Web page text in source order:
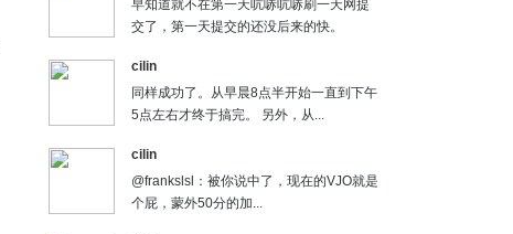
早知道就不在第一天吭哧吭哧刷一天网提
交了，第一天提交的还没后来的快。
cilin
同样成功了。从早晨8点半开始一直到下午
5点左右才终于搞完。 另外，从...
cilin
@frankslsl：被你说中了，现在的VJO就是
个屁，蒙外50分的加...